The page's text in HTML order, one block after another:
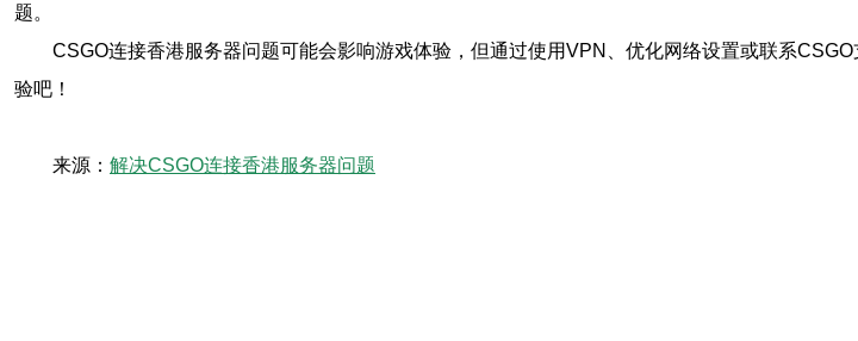
题。
CSGO连接香港服务器问题可能会影响游戏体验，但通过使用VPN、优化网络设置或联系
验吧！
来源： 解决CSGO连接香港服务器问题